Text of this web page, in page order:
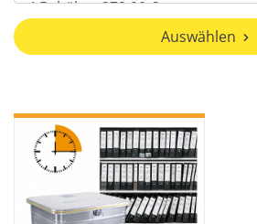
Auswählen